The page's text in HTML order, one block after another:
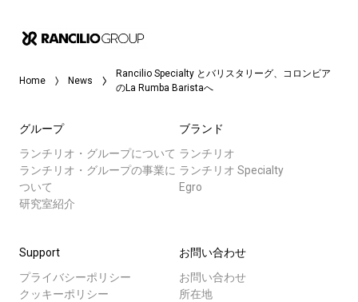
Home News
Rancilio Specialty とバリスタリーグ、コロンビア
のLa Rumba Baristaへ
グループ
ランチリオ・グループについて
ランチリオ・グループの事業に
ついて
研究室紹介
ブランド
ランチリオ
ランチリオ Specialty
Egro
Support
プライバシーポリシー
クッキーポリシー
お問い合わせ
お問い合わせ
所在地